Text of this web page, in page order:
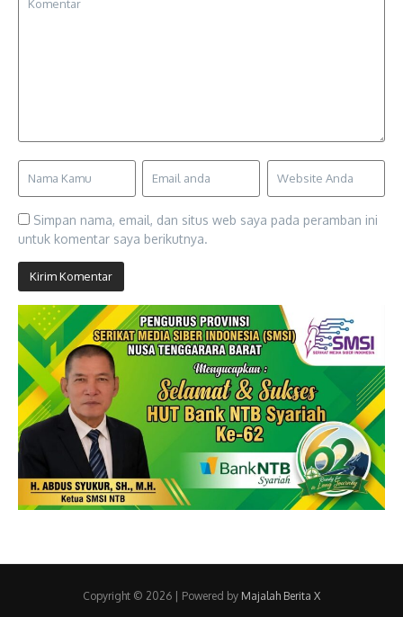
Simpan nama, email, dan situs web saya pada peramban ini
untuk komentar saya berikutnya.
Copyright © 2026 | Powered by Majalah Berita X